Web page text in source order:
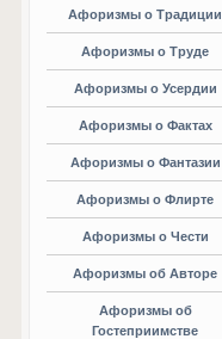
Афоризмы о Традиции
Афоризмы о Труде
Афоризмы о Усердии
Афоризмы о Фактах
Афоризмы о Фантазии
Афоризмы о Флирте
Афоризмы о Чести
Афоризмы об Авторе
Афоризмы об
Гостеприимстве